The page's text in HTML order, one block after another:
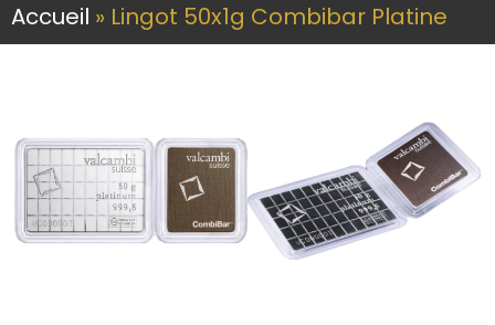
Accueil » Lingot 50x1g Combibar Platine